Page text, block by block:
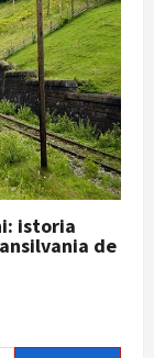
istoria
de